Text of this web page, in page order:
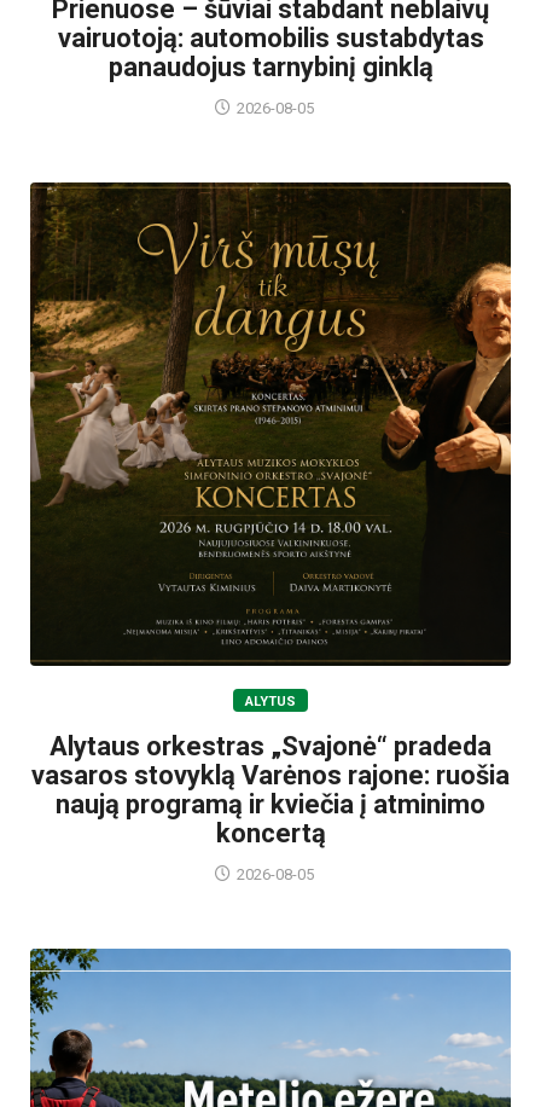
Prienuose – šūviai stabdant neblaivų
vairuotoją: automobilis sustabdytas
panaudojus tarnybinį ginklą
2026-08-05
ALYTUS
Alytaus orkestras „Svajonė“ pradeda
vasaros stovyklą Varėnos rajone: ruošia
naują programą ir kviečia į atminimo
koncertą
2026-08-05